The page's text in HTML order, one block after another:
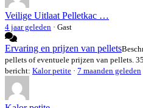
Veilige Uitlaat Pelletkac …
4 jaar geleden · Gast
Ervaring en prijzen van pellets
pellets of eventuele prijzen van pellets.
bericht: Kalor petite · 7 maanden geleden